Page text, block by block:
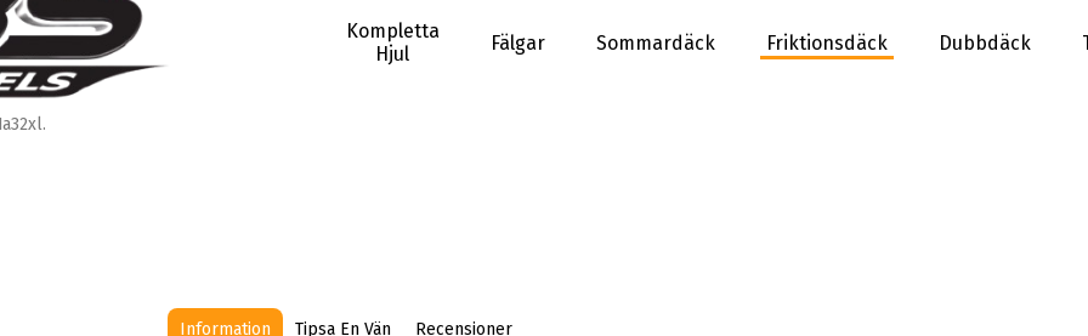
Kompletta
Hjul
Fälgar Sommardäck Friktionsdäck Dubbdäck
Information Tipsa En Vän Recensioner